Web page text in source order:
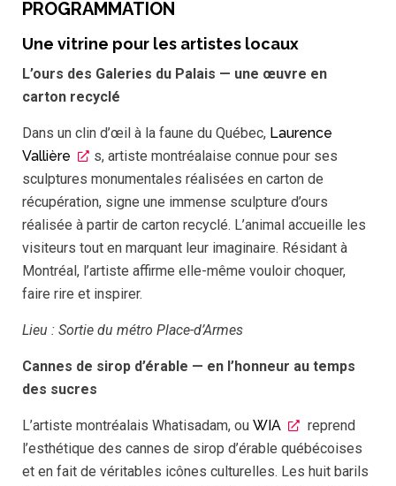
PROGRAMMATION
Une vitrine pour les artistes locaux
L’ours des Galeries du Palais — une œuvre en
carton recyclé
Dans un clin d’œil à la faune du Québec, Laurence
Vallière
s, artiste montréalaise connue pour ses
sculptures monumentales réalisées en carton de
récupération, signe une immense sculpture d’ours
réalisée à partir de carton recyclé. L’animal accueille les
visiteurs tout en marquant leur imaginaire. Résidant à
Montréal, l’artiste affirme elle-même vouloir choquer,
faire rire et inspirer.
Lieu : Sortie du métro Place-d’Armes
Cannes de sirop d’érable — en l’honneur au temps
des sucres
L’artiste montréalais Whatisadam, ou WIA
reprend
l’esthétique des cannes de sirop d’érable québécoises
et en fait de véritables icônes culturelles. Les huit barils